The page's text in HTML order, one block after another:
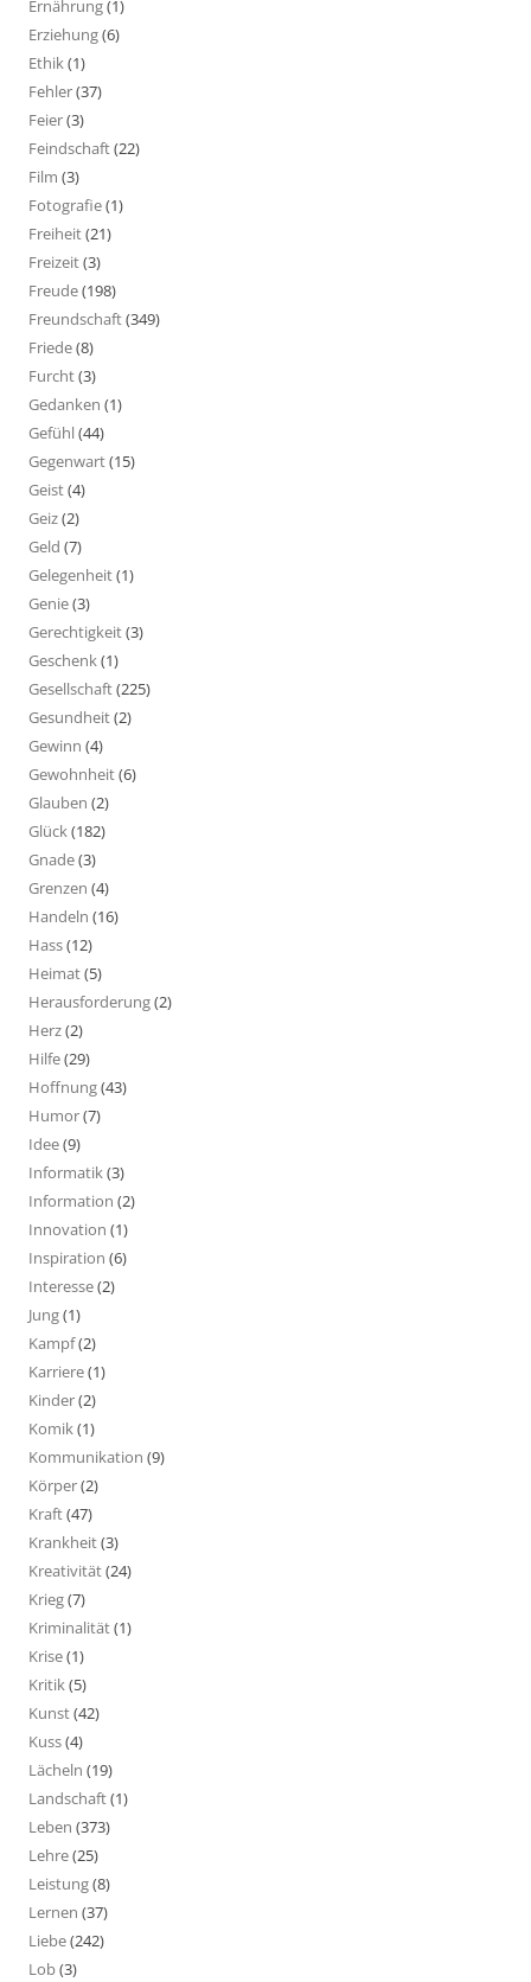
Ernährung(1)
Erziehung(6)
Ethik(1)
Fehler(37)
Feier(3)
Feindschaft(22)
Film (3)
Fotografie(1)
Freiheit(21)
Freizeit(3)
Freude(198)
Freundschaft(349)
Friede(8)
Furcht(3)
Gedanken (1)
Gefühl(44)
Gegenwart(15)
Geist(4)
Geiz(2)
Geld (7)
Gelegenheit(1)
Genie(3)
Gerechtigkeit(3)
Geschenk(1)
Gesellschaft(225)
Gesundheit(2)
Gewinn (4)
Gewohnheit(6)
Glauben (2)
Glück(182)
Gnade(3)
Grenzen (4)
Handeln (16)
Hass(12)
Heimat(5)
Herausforderung(2)
Herz(2)
Hilfe(29)
Hoffnung(43)
Humor(7)
Idee(9)
Informatik(3)
Information (2)
Innovation (1)
Inspiration (6)
Interesse(2)
Jung(1)
Kampf(2)
Karriere(1)
Kinder(2)
Komik(1)
Kommunikation (9)
Körper(2)
Kraft(47)
Krankheit(3)
Kreativität(24)
Krieg(7)
Kriminalität(1)
Krise(1)
Kritik(5)
Kunst(42)
Kuss(4)
Lächeln (19)
Landschaft(1)
Leben (373)
Lehre(25)
Leistung(8)
Lernen (37)
Liebe(242)
Lob(3)